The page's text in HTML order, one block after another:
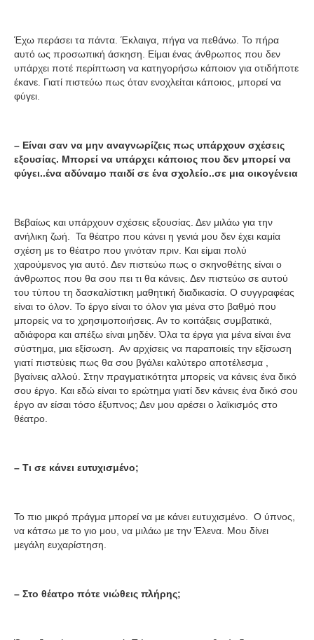
Έχω περάσει τα πάντα. Έκλαιγα, πήγα να πεθάνω. Το πήρα
αυτό ως προσωπική άσκηση. Είμαι ένας άνθρωπος που δεν
υπάρχει ποτέ περίπτωση να κατηγορήσω κάποιον για οτιδήποτε
έκανε. Γιατί πιστεύω πως όταν ενοχλείται κάποιος, μπορεί να
φύγει.
– Είναι σαν να μην αναγνωρίζεις πως υπάρχουν σχέσεις
εξουσίας. Μπορεί να υπάρχει κάποιος που δεν μπορεί να
φύγει..ένα αδύναμο παιδί σε ένα σχολείο..σε μια οικογένεια
Βεβαίως και υπάρχουν σχέσεις εξουσίας. Δεν μιλάω για την
ανήλικη ζωή. Τα θέατρο που κάνει η γενιά μου δεν έχει καμία
σχέση με το θέατρο που γινόταν πριν. Και είμαι πολύ
χαρούμενος για αυτό. Δεν πιστεύω πως ο σκηνοθέτης είναι ο
άνθρωπος που θα σου πει τι θα κάνεις. Δεν πιστεύω σε αυτού
του τύπου τη δασκαλίστικη μαθητική διαδικασία. Ο συγγραφέας
είναι το όλον. Το έργο είναι το όλον για μένα στο βαθμό που
μπορείς να το χρησιμοποιήσεις. Αν το κοιτάξεις συμβατικά,
αδιάφορα και απέξω είναι μηδέν. Όλα τα έργα για μένα είναι ένα
σύστημα, μια εξίσωση. Αν αρχίσεις να παραποιείς την εξίσωση
γιατί πιστεύεις πως θα σου βγάλει καλύτερο αποτέλεσμα ,
βγαίνεις αλλού. Στην πραγματικότητα μπορείς να κάνεις ένα δικό
σου έργο. Και εδώ είναι το ερώτημα γιατί δεν κάνεις ένα δικό σου
έργο αν είσαι τόσο έξυπνος; Δεν μου αρέσει ο λαϊκισμός στο
θέατρο.
– Τι σε κάνει ευτυχισμένο;
Το πιο μικρό πράγμα μπορεί να με κάνει ευτυχισμένο. Ο ύπνος,
να κάτσω με το γιο μου, να μιλάω με την Έλενα. Μου δίνει
μεγάλη ευχαρίστηση.
– Στο θέατρο πότε νιώθεις πλήρης;